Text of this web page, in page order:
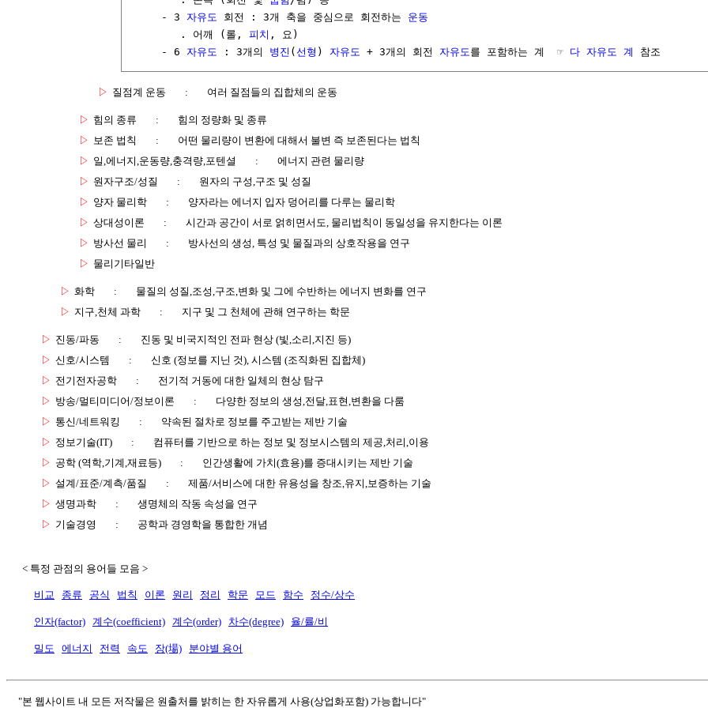
     - 3
자유도 회전 : 3개 축을 중심으로 회전하는 운동
        . 어깨 (롤,
피치 , 요)
     - 6
자유도 : 3개의 병진 (선형 ) 자유도 + 3개의 회전 자유도 를 포함하는 계  ☞ 다 자유도 계 참조
▷ 질점계 운동 : 여러 질점들의 집합체의 운동
▷ 힘의 종류 :
힘의 정량화 및 종류
▷ 보존 법칙 :
어떤 물리량이 변환에 대해서 불변 즉 보존된다는 법칙
▷ 일,에너지,운동량,충격량,포텐셜 :
에너지 관련 물리량
▷ 원자구조/성질 :
원자의 구성,구조 및 성질
▷ 양자 물리학 :
양자라는 에너지 입자 덩어리를 다루는 물리학
▷ 상대성이론 :
시간과 공간이 서로 얽히면서도, 물리법칙이 동일성을 유지한다는 이론
▷ 방사선 물리 :
방사선의 생성, 특성 및 물질과의 상호작용을 연구
▷ 물리기타일반
▷ 화학 :
물질의 성질,조성,구조,변화 및 그에 수반하는 에너지 변화를 연구
▷ 지구,천체 과학 : 지구 및 그 천체에 관해 연구하는 학문
▷ 진동/파동 :
진동 및 비국지적인 전파 현상 (빛,소리,지진 등)
▷ 신호/시스템 :
신호 (정보를 지닌 것), 시스템 (조직화된 집합체)
▷ 전기전자공학 :
전기적 거동에 대한 일체의 현상 탐구
▷ 방송/멀티미디어/정보이론 :
다양한 정보의 생성,전달,표현,변환을 다룸
▷ 통신/네트워킹 :
약속된 절차로 정보를 주고받는 제반 기술
▷ 정보기술(IT) :
컴퓨터를 기반으로 하는 정보 및 정보시스템의 제공,처리,이용
▷ 공학 (역학,기계,재료등) :
인간생활에 가치(효용)를 증대시키는 제반 기술
▷ 설계/표준/계측/품질 :
제품/서비스에 대한 유용성을 창조,유지,보증하는 기술
▷ 생명과학 :
생명체의 작동 속성을 연구
▷ 기술경영 : 공학과 경영학을 통합한 개념
< 특정 관점의 용어들 모음 >
비교 종류 공식 법칙 이론 원리 정리 학문 모드 함수 정수/상수
인자(factor) 계수(coefficient) 계수(order) 차수(degree) 율/률/비
밀도 에너지 전력 속도 장(場) 분야별 용어
"본 웹사이트 내 모든 저작물은 원출처를 밝히는 한 자유롭게 사용(상업화포함) 가능합니다"